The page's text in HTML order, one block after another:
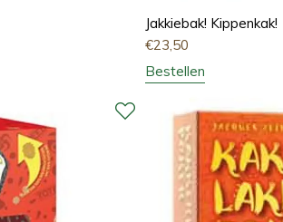
Jakkiebak! Kippenkak!
€23,50
Bestellen